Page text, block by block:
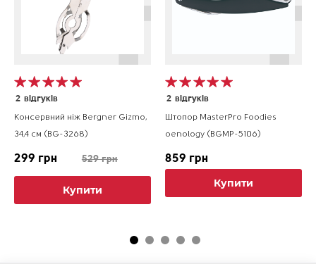
2 відгуків
Консервний ніж Bergner Gizmo,
34,4 см (BG-3268)
299 грн 529 грн
Купити
2 відгуків
Штопор MasterPro Foodies
oenology (BGMP-5106)
859 грн
Купити